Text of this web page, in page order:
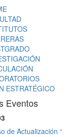
ESTRATÉGICO
Eventos
de Actualización “